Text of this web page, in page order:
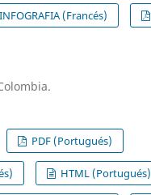
INFOGRAFIA (Francés)
PDF (Portugués)
HTML (Portugués)